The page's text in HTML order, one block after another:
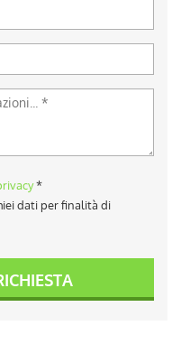
*
dati per finalità di